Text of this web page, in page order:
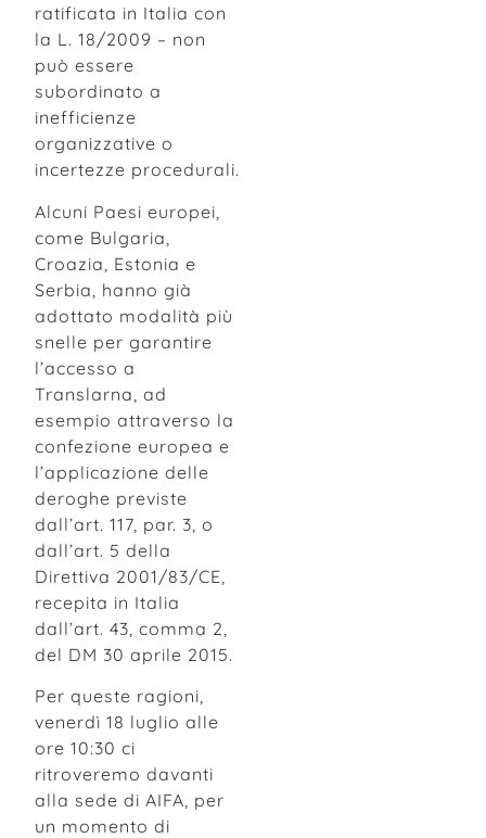
ratificata in Italia con
la L. 18/2009 – non
può essere
subordinato a
inefficienze
organizzative o
incertezze procedurali.
Alcuni Paesi europei,
come Bulgaria,
Croazia, Estonia e
Serbia, hanno già
adottato modalità più
snelle per garantire
l’accesso a
Translarna, ad
esempio attraverso la
confezione europea e
l’applicazione delle
deroghe previste
dall’art. 117, par. 3, o
dall’art. 5 della
Direttiva 2001/83/CE,
recepita in Italia
dall’art. 43, comma 2,
del DM 30 aprile 2015.
Per queste ragioni,
venerdì 18 luglio alle
ore 10:30 ci
ritroveremo davanti
alla sede di AIFA, per
un momento di